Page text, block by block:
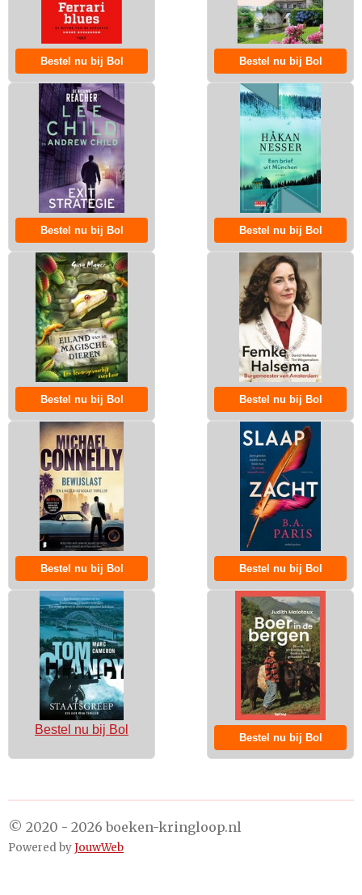
Bestel nu bij Bol Bestel nu bij Bol
Bestel nu bij Bol Bestel nu bij Bol
Bestel nu bij Bol Bestel nu bij Bol
Bestel nu bij Bol Bestel nu bij Bol
Bestel nu bij Bol
Bestel nu bij Bol
© 2020 - 2026 boeken-kringloop.nl
Powered byJouwWeb